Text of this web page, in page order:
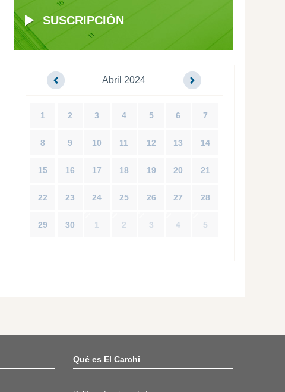
SUSCRIPCIÓN
Abril 2024
1 2 3 4 5 6 7
8 9 10 11 12 13 14
15 16 17 18 19 20 21
22 23 24 25 26 27 28
29 30 1 2 3 4 5
Qué es El Carchi